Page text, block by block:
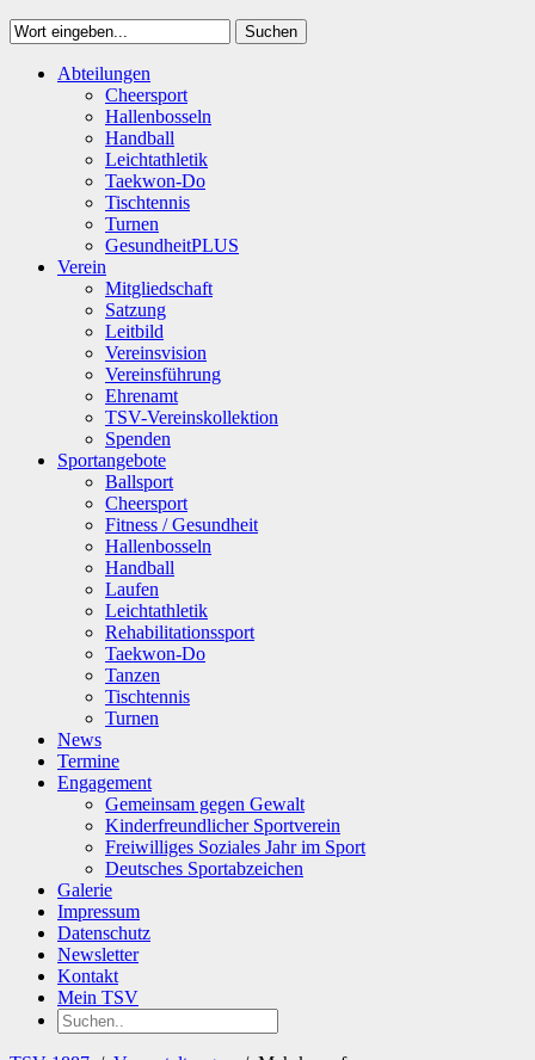
Suchen
SuchenAbteilungen
Cheersport
Hallenbosseln
Handball
Leichtathletik
Taekwon-Do
Tischtennis
Turnen
GesundheitPLUS
Verein
Mitgliedschaft
Satzung
Leitbild
Vereinsvision
Vereinsführung
Ehrenamt
TSV-Vereinskollektion
Spenden
Sportangebote
Ballsport
Cheersport
Fitness / Gesundheit
Hallenbosseln
Handball
Laufen
Leichtathletik
Rehabilitationssport
Taekwon-Do
Tanzen
Tischtennis
Turnen
News
Termine
Engagement
Gemeinsam gegen Gewalt
Kinderfreundlicher Sportverein
Freiwilliges Soziales Jahr im Sport
Deutsches Sportabzeichen
Galerie
Impressum
Datenschutz
Newsletter
Kontakt
Mein TSV